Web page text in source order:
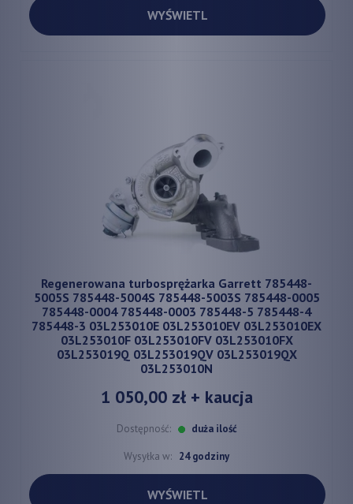
WYŚWIETL
Regenerowana turbosprężarka Garrett 785448-
5005S 785448-5004S 785448-5003S 785448-0005
785448-0004 785448-0003 785448-5 785448-4
785448-3 03L253010E 03L253010EV 03L253010EX
03L253010F 03L253010FV 03L253010FX
03L253019Q 03L253019QV 03L253019QX
03L253010N
1 050,00 zł+ kaucja
Dostępność: duża ilość
Wysyłka w: 24 godziny
WYŚWIETL